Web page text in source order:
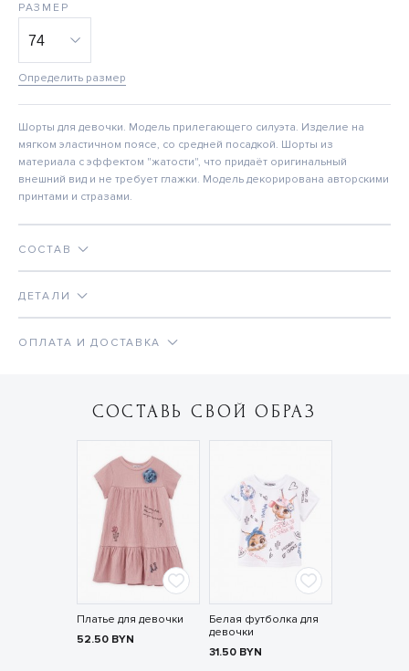
РАЗМЕР
Определить размер
Шорты для девочки. Модель прилегающего силуэта. Изделие на
мягком эластичном поясе, со средней посадкой. Шорты из
материала с эффектом "жатости", что придаёт оригинальный
внешний вид и не требует глажки. Модель декорирована авторскими
принтами и стразами.
СОСТАВ
ДЕТАЛИ
ОПЛАТА И ДОСТАВКА
СОСТАВЬ СВОЙ ОБРАЗ
Платье для девочки
52.50 BYN
Белая футболка для
девочки
31.50 BYN